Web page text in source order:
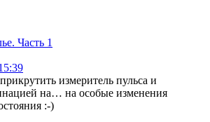
Часть 1
измеритель пульса и
на… на особые изменения
:-)